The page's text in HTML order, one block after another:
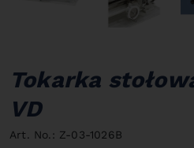
Tokarka
VD
Art. No.: Z-03-1026B